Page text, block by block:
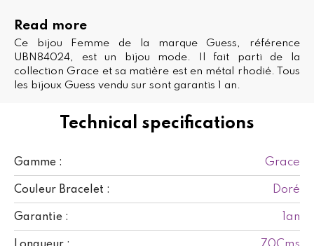
Technical specifications
Gamme : Grace
Couleur Bracelet : Doré
Garantie : 1an
Read more
Ce bijou Femme de la marque Guess, référence
UBN84024, est un bijou mode. Il fait parti de la
collection Grace et sa matière est en métal rhodié. Tous
les bijoux Guess vendu sur sont garantis 1 an.